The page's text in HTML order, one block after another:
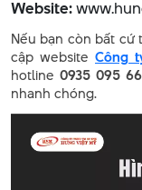
Website:
Nếu bạn còn bất cứ
cập website Công
hotline 0935 095
nhanh chóng.